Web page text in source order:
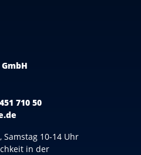
710 50
Samstag 10-14 Uhr
in der